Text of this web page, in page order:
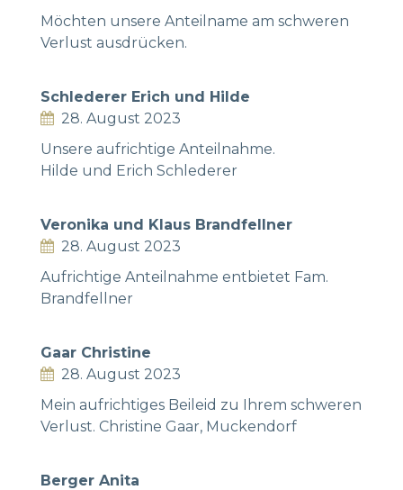
Möchten unsere Anteilname am schweren
Verlust ausdrücken.
Schlederer Erich und Hilde
28. August 2023
Unsere aufrichtige Anteilnahme.
Hilde und Erich Schlederer
Veronika und Klaus Brandfellner
28. August 2023
Aufrichtige Anteilnahme entbietet Fam.
Brandfellner
Gaar Christine
28. August 2023
Mein aufrichtiges Beileid zu Ihrem schweren
Verlust. Christine Gaar, Muckendorf
Berger Anita